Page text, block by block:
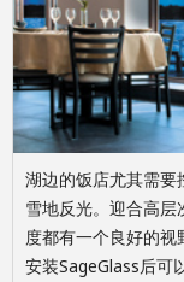
湖边的饭店尤其需要
雪地反光。迎合高层
度都有一个良好的视
安装SageGlass后可